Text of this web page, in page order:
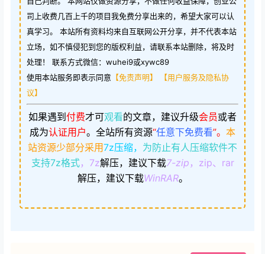
司上收费几百上千的项目我免费分享出来的，希望大家可以认
真学习。 本站所有资料均来自互联网公开分享，并不代表本站
立场，如不慎侵犯到您的版权利益，请联系本站删除，将及时
处理！ 联系方式微信：wuhei9或xywc89
使用本站服务即表示同意 【免责声明】
【用户服务及隐私协
议】
如果遇到付费才可观看的文章，建议升级会员或者
成为认证用户。 全站所有资源“任意下免费看”。 本
站资源少部分采用7z压缩， 为防止有人压缩软件不
支持7z格式，7z解压，建议下载7-zip ，zip、rar
解压，建议下载WinRAR。